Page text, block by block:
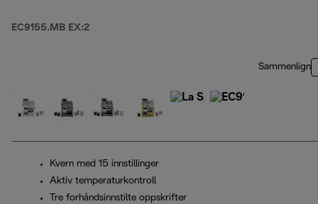
EC9155.MB EX:2
Sammenlign
Kvern med 15 innstillinger
Aktiv temperaturkontroll
Tre forhåndsinnstilte oppskrifter